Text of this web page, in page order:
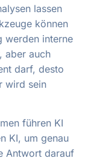
lassen
können
werden interne
aber auch
darf, desto
wird sein
führen KI
KI, um genau
Antwort darauf